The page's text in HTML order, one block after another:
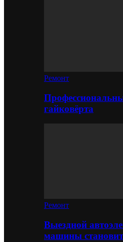
Ремонт
гайковёрта
Ремонт
Выездной
машины